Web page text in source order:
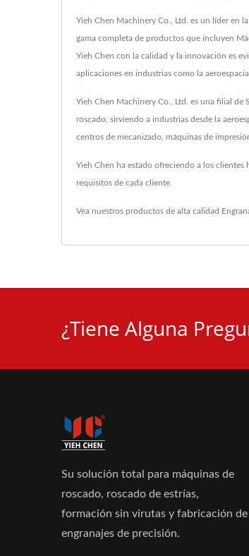
Yieh Chen Machinery Co., Ltd. es un líder en
gama completa de productos que incluyen
Yieh Chen con la calidad y la innovación es
aplicaciones en industrias como la
Yieh Chen Machinery Co., Ltd. es una filial
roscado, sirviendo a industrias desde la
centros de mecanizado, máquinas de
Yieh Chen ha estado ofreciendo a los
requisitos de cada cliente.
Vea nuestros productos de alta calidad
¿Tiene Alguna
Su solución total para máquinas de
roscado, roscado de estrías,
formación sin virutas y fabricación de
engranajes de precisión.